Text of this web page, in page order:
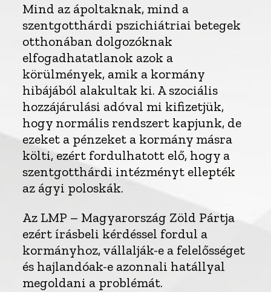
Mind az ápoltaknak, mind a
szentgotthárdi pszichiátriai betegek
otthonában dolgozóknak
elfogadhatatlanok azok a
körülmények, amik a kormány
hibájából alakultak ki. A szociális
hozzájárulási adóval mi kifizetjük,
hogy normális rendszert kapjunk, de
ezeket a pénzeket a kormány másra
költi, ezért fordulhatott elő, hogy a
szentgotthárdi intézményt ellepték
az ágyi poloskák.
Az LMP – Magyarország Zöld Pártja
ezért írásbeli kérdéssel fordul a
kormányhoz, vállalják-e a felelősséget
és hajlandóak-e azonnali hatállyal
megoldani a problémát.